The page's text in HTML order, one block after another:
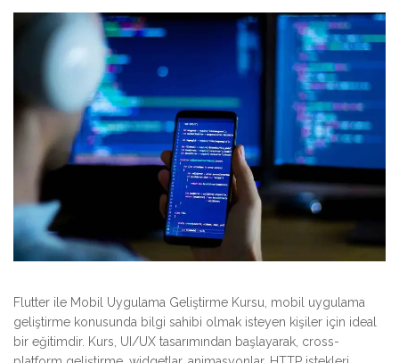
Flutter ile Mobil Uygulama Geliştirme Kursu, mobil uygulama
geliştirme konusunda bilgi sahibi olmak isteyen kişiler için ideal
bir eğitimdir. Kurs, UI/UX tasarımından başlayarak, cross-